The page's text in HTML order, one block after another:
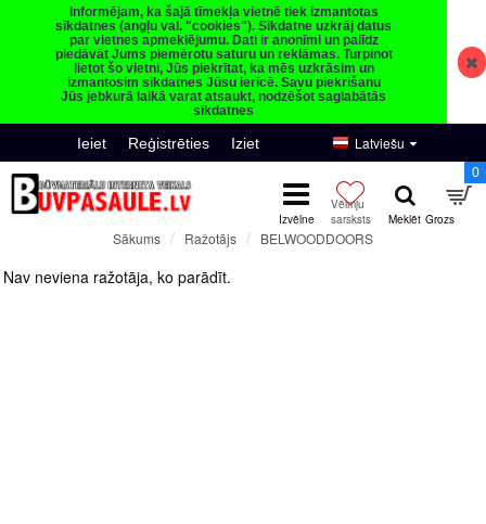
Informējam, ka šajā tīmekļa vietnē tiek izmantotas
sīkdatnes (angļu val. "cookies"). Sīkdatne uzkrāj datus
par vietnes apmeklējumu. Dati ir anonīmi un palīdz
piedāvāt Jums piemērotu saturu un reklāmas. Turpinot
lietot šo vietni, Jūs piekrītat, ka mēs uzkrāsim un
izmantosim sīkdatnes Jūsu ierīcē. Savu piekrišanu
Jūs jebkurā laikā varat atsaukt, nodzēšot saglabātās
sīkdatnes
Ieiet Reģistrēties Iziet Latviešu
0
Sākums Ražotājs BELWOODDOORS
Nav neviena ražotāja, ko parādīt.